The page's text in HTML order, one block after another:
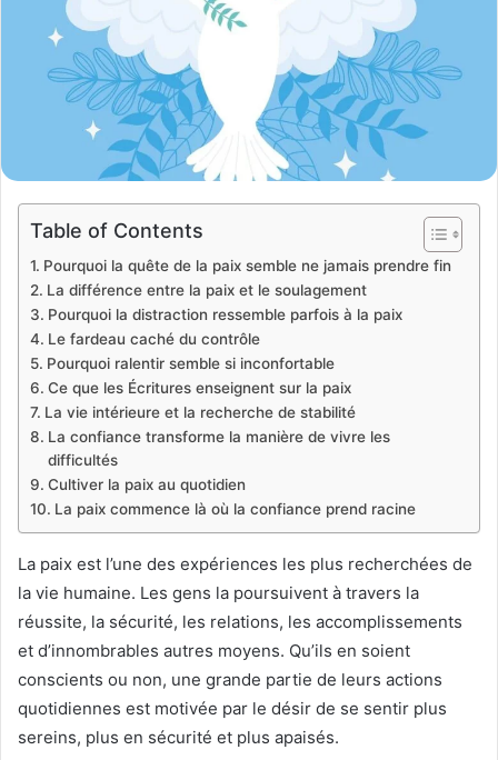
Table of Contents
Pourquoi la quête de la paix semble ne jamais prendre fin
La différence entre la paix et le soulagement
Pourquoi la distraction ressemble parfois à la paix
Le fardeau caché du contrôle
Pourquoi ralentir semble si inconfortable
Ce que les Écritures enseignent sur la paix
La vie intérieure et la recherche de stabilité
La confiance transforme la manière de vivre les
difficultés
Cultiver la paix au quotidien
La paix commence là où la confiance prend racine
La paix est l’une des expériences les plus recherchées de
la vie humaine. Les gens la poursuivent à travers la
réussite, la sécurité, les relations, les accomplissements
et d’innombrables autres moyens. Qu’ils en soient
conscients ou non, une grande partie de leurs actions
quotidiennes est motivée par le désir de se sentir plus
sereins, plus en sécurité et plus apaisés.